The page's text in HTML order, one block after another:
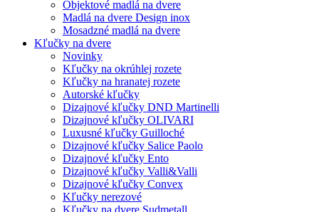
Objektové madlá na dvere
Madlá na dvere Design inox
Mosadzné madlá na dvere
Kľučky na dvere
Novinky
Kľučky na okrúhlej rozete
Kľučky na hranatej rozete
Autorské kľučky
Dizajnové kľučky DND Martinelli
Dizajnové kľučky OLIVARI
Luxusné kľučky Guilloché
Dizajnové kľučky Salice Paolo
Dizajnové kľučky Ento
Dizajnové kľučky Valli&Valli
Dizajnové kľučky Convex
Kľučky nerezové
Kľučky na dvere Sudmetall